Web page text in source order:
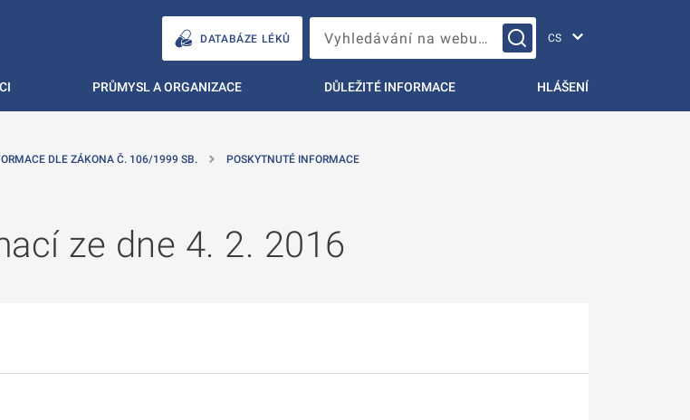
DATABÁZE LÉKŮ Vyhledávání na webu…
PRŮMYSL A ORGANIZACE DŮLEŽITÉ INFORMACE HLÁŠENÍ
DLE ZÁKONA Č. 106/1999 SB.
POSKYTNUTÉ INFORMACE
ze dne 4. 2. 2016